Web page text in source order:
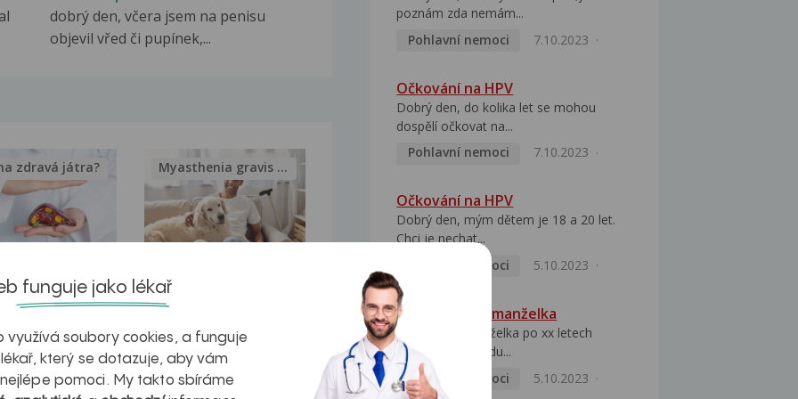
dobrý den, včera jsem na penisu
objevil vřed či pupínek,...
datech a
zdravá játra?
Inovativní
léčba
myastenie –
naděje pro ty,
Myasthenia gravis – vše, co...
poznám zda nemám...
Pohlavní nemoci
7.10.2023
Očkování na HPV
Dobrý den, do kolika let se mohou
dospělí očkovat na...
Pohlavní nemoci
7.10.2023
Očkování na HPV
Dobrý den, mým dětem je 18 a 20 let.
Chci je nechat...
Pohlavní nemoci
5.10.2023
HPV pozitivní manželka
Dobrý den, manželka po xx letech
přivezla z Východu...
Pohlavní nemoci
5.10.2023
funguje jako lékař
využívá soubory cookies, a funguje
který se dotazuje, aby vám
pomoci. My takto sbíráme